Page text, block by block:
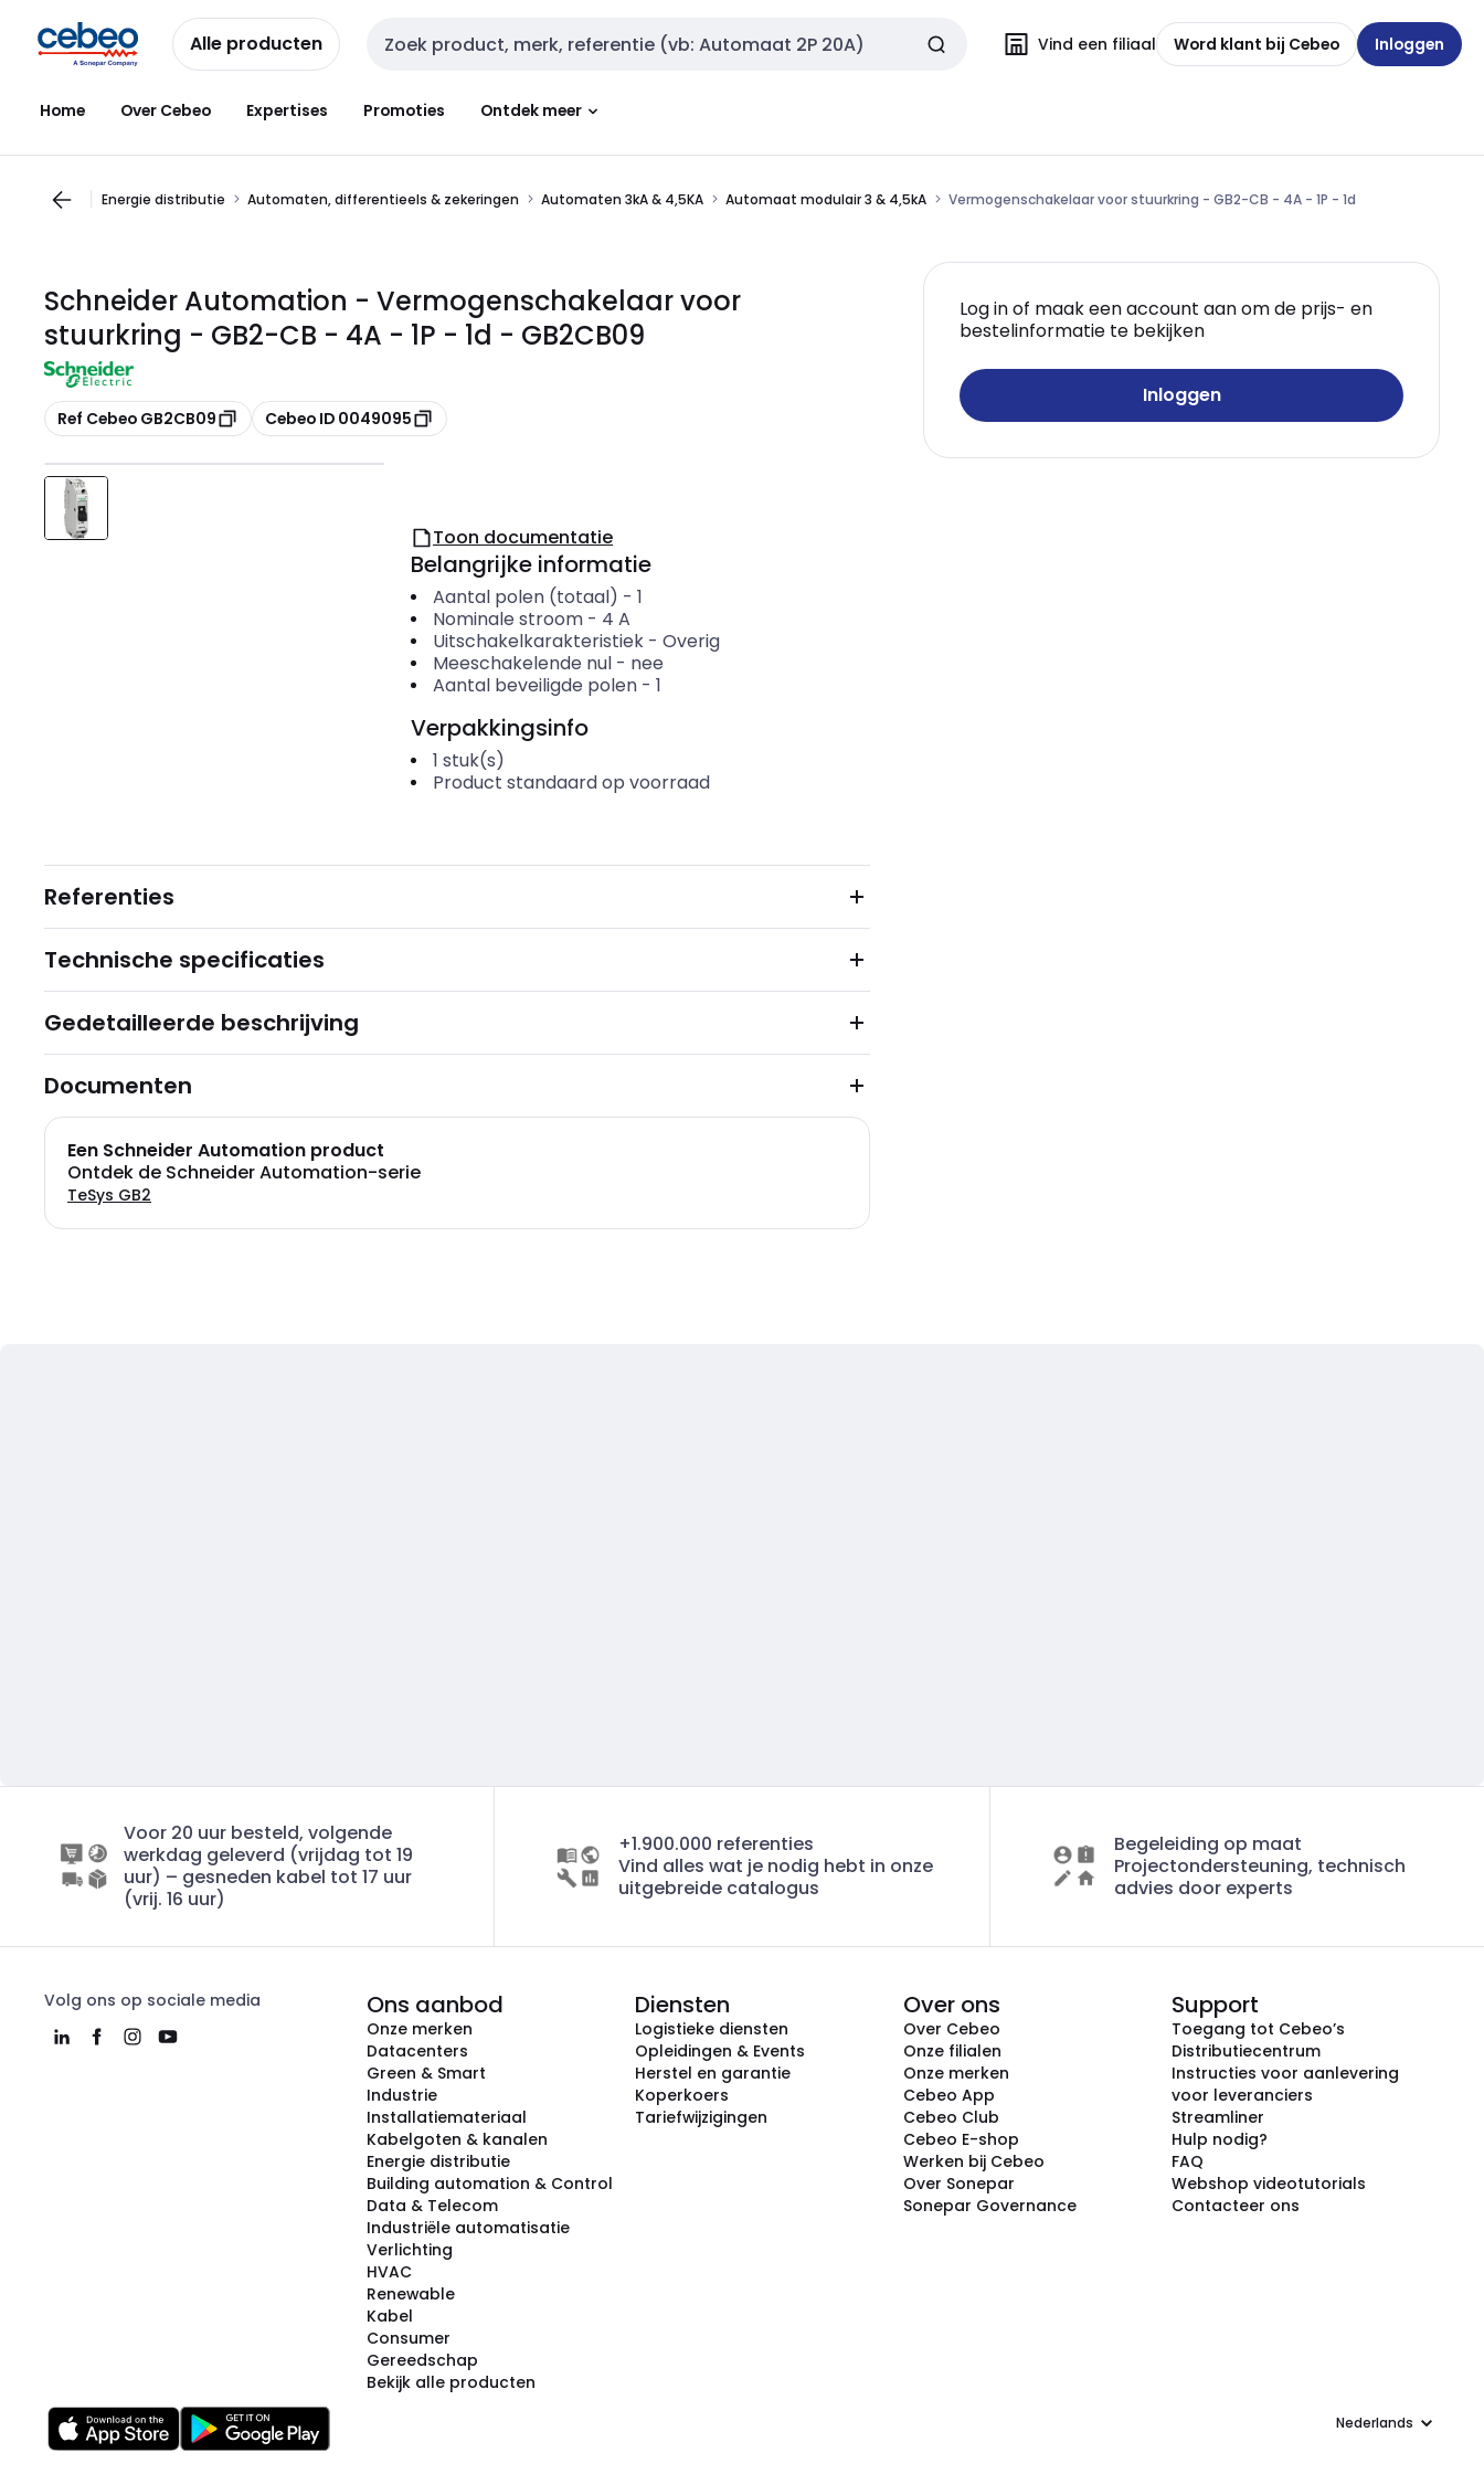
naar
navigatie
naar
inhoud
Alle producten Zoekveld invoer Vind een filiaal Word klant bij Cebeo Inloggen
Home Over Cebeo Expertises Promoties Ontdek meer
Energie distributie Automaten, differentieels & zekeringen Automaten 3kA & 4,5KA Automaat modulair 3 & 4,5kA Vermogenschakelaar voor stuurkring - GB2-CB - 4A - 1P - 1d
Schneider Automation - Vermogenschakelaar voor
stuurkring - GB2-CB - 4A - 1P - 1d - GB2CB09
Kopiëren
Ref Cebeo GB2CB09 Kopiëren
Cebeo ID 0049095
Log in of maak een account aan om de prijs- en
bestelinformatie te bekijken
Inloggen
Toon documentatie
Belangrijke informatie
Aantal polen (totaal) - 1
Nominale stroom- 4 A
Uitschakelkarakteristiek- Overig
Meeschakelende nul- nee
Aantal beveiligde polen- 1
Verpakkingsinfo
1 stuk(s)
Product standaard op voorraad
Referenties
Technische specificaties
Gedetailleerde beschrijving
Documenten
Een Schneider Automation product
Ontdek de Schneider Automation-serie
TeSys GB2
Voor 20 uur besteld, volgende
werkdag geleverd (vrijdag tot 19
uur) – gesneden kabel tot 17 uur
(vrij. 16 uur)
+1.900.000 referenties
Vind alles wat je nodig hebt in onze
uitgebreide catalogus
Begeleiding op maat
Projectondersteuning, technisch
advies door experts
Volg ons op sociale media Ons aanbod
Onze merken
Datacenters
Green & Smart
Industrie
Installatiemateriaal
Kabelgoten & kanalen
Energie distributie
Building automation & Control
Data & Telecom
Industriële automatisatie
Verlichting
HVAC
Renewable
Kabel
Consumer
Gereedschap
Bekijk alle producten
Diensten
Logistieke diensten
Opleidingen & Events
Herstel en garantie
Koperkoers
Tariefwijzigingen
Over ons
Over Cebeo
Onze filialen
Onze merken
Cebeo App
Cebeo Club
Cebeo E-shop
Werken bij Cebeo
Over Sonepar
Sonepar Governance
Support
Toegang tot Cebeo’s
Distributiecentrum
Instructies voor aanlevering
voor leveranciers
Streamliner
Hulp nodig?
FAQ
Webshop videotutorials
Contacteer ons
Taal